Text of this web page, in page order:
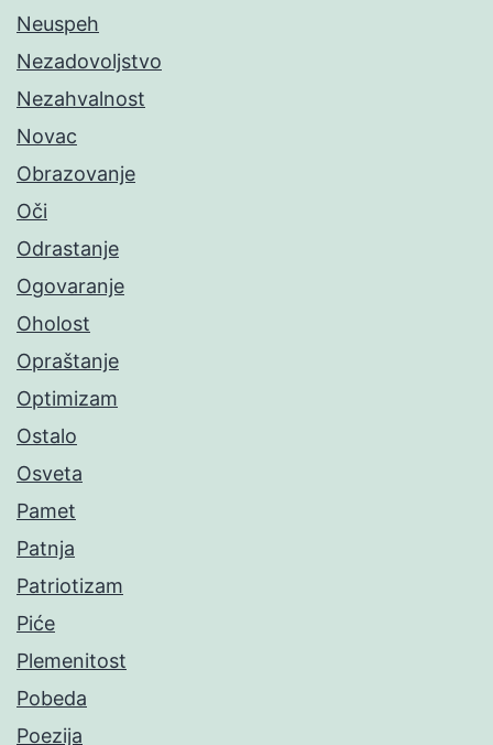
Neuspeh
Nezadovoljstvo
Nezahvalnost
Novac
Obrazovanje
Oči
Odrastanje
Ogovaranje
Oholost
Opraštanje
Optimizam
Ostalo
Osveta
Pamet
Patnja
Patriotizam
Piće
Plemenitost
Pobeda
Poezija